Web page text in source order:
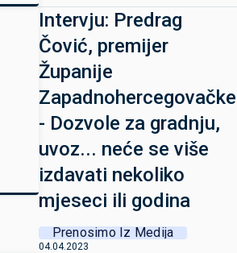
Intervju: Predrag
Čović, premijer
Županije
Zapadnohercegovačke
- Dozvole za gradnju,
uvoz... neće se više
izdavati nekoliko
mjeseci ili godina
Prenosimo Iz Medija
04.04.2023